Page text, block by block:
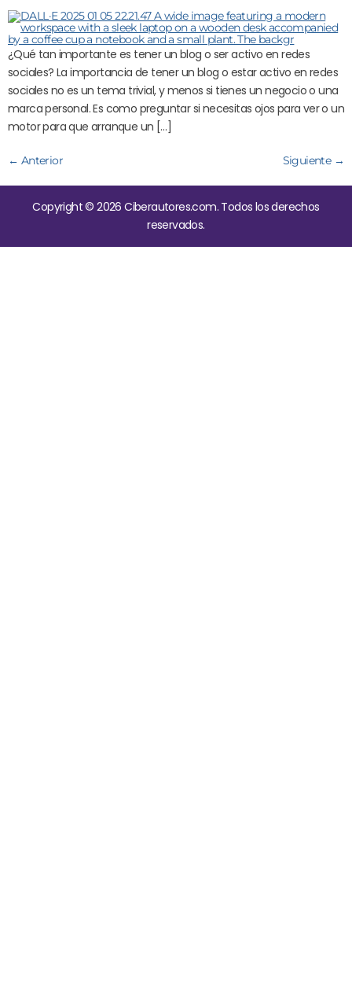
¿Qué tan importante es tener un blog o ser activo en redes
sociales? La importancia de tener un blog o estar activo en redes
sociales no es un tema trivial, y menos si tienes un negocio o una
marca personal. Es como preguntar si necesitas ojos para ver o un
motor para que arranque un […]
← Anterior Siguiente →
Copyright © 2026 Ciberautores.com. Todos los derechos
reservados.